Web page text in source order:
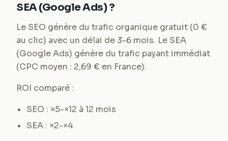
SEA (Google Ads) ?
Le SEO génère du trafic organique gratuit (0 €
au clic) avec un délai de 3-6 mois. Le SEA
(Google Ads) génère du trafic payant immédiat
(CPC moyen : 2,69 € en France).
ROI comparé :
SEO : ×5-×12 à 12 mois
SEA : ×2-×4